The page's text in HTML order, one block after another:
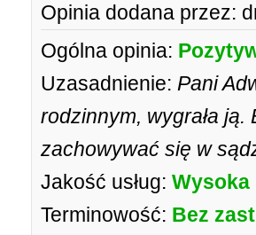
Opinia dodana przez:
Ogólna opinia:
Uzasadnienie: Pani
rodzinnym, wygrała ją.
zachowywać się w
Jakość usług: Wysoka
Terminowość: Bez